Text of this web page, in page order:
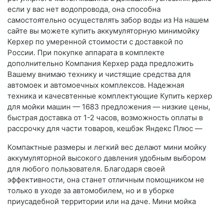
если у вас нет водопровода, она способна
самостоятельно осуществлять забор воды из На нашем
сайте вы можете купить аккумуляторную минимойку
Керхер по умеренной стоимости с доставкой по
России. При покупке аппарата в комплекте
дополнительно Компания Керхер рада предложить
Вашему внимаю технику и чистящие средства для
автомоек и автомоечных комплексов. Надежная
техника и качесвтенные комплектующие Купить керхер
для мойки машин — 1683 предложения — низкие цены,
быстрая доставка от 1-2 часов, возможность оплаты в
рассрочку для части товаров, кешбэк Яндекс Плюс —
Компактные размеры и легкий вес делают мини мойку
аккумуляторной высокого давления удобным выбором
для любого пользователя. Благодаря своей
эффективности, она станет отличным помощником не
только в уходе за автомобилем, но и в уборке
приусадебной территории или на даче. Мини мойка